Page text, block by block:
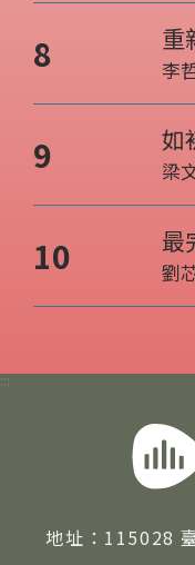
8 曲
重
歌
表演
李
9 曲目
如
表演
梁
10 曲
最
表演
劉
:::
地址： 115028